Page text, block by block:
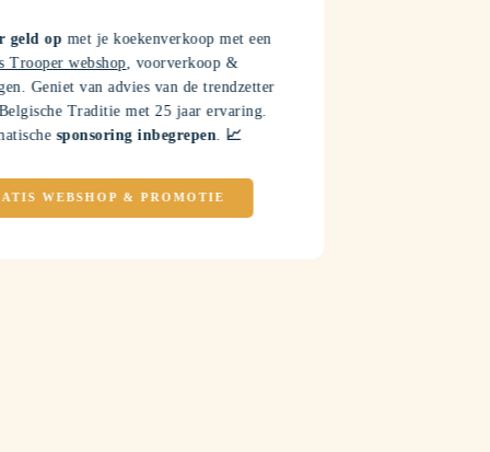
geld opmet je koekenverkoop met een
Trooper webshop , voorverkoop &
Geniet van advies van de trendzetter
Traditie met 25 jaar ervaring.
sponsoring inbegrepen 📈
WEBSHOP & PROMOTIE